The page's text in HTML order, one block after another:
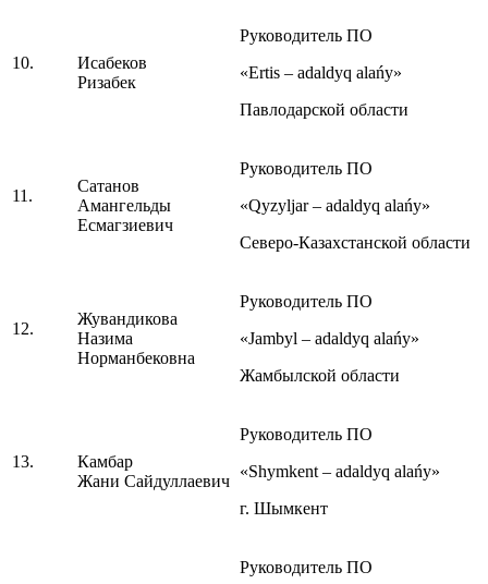
10.
Исабеков
Ризабек
Руководитель ПО
«Ertis – adaldyq alańy»
Павлодарской области
11.
Сатанов
Амангельды
Есмагзиевич
Руководитель ПО
«Qyzyljar – adaldyq alańy»
Северо-Казахстанской области
12.
Жувандикова
Назима
Норманбековна
Руководитель ПО
«Jambyl – adaldyq alańy»
Жамбылской области
13.
Камбар
Жани Сайдуллаевич
Руководитель ПО
«Shymkent – adaldyq alańy»
г. Шымкент
Руководитель ПО